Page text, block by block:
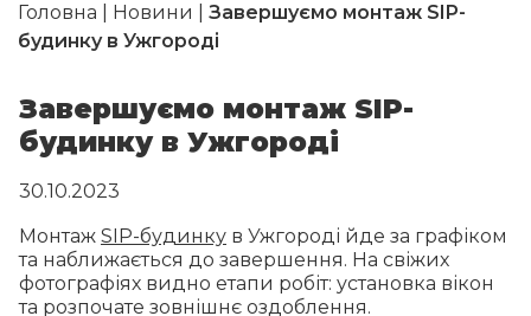
Головна Новини
Завершуємо монтаж SIP-
будинку в Ужгороді
Завершуємо монтаж SIP-
будинку в Ужгороді
30.10.2023
Монтаж SIP-будинку в Ужгороді йде за графіком
та наближається до завершення. На свіжих
фотографіях видно етапи робіт: установка вікон
та розпочате зовнішнє оздоблення.